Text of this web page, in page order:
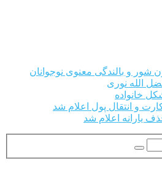
شور و بالندگی معنوی نوجوانان
الله نوری
خانواده
و انتقال پول اعلام شد
یارانه اعلام شد